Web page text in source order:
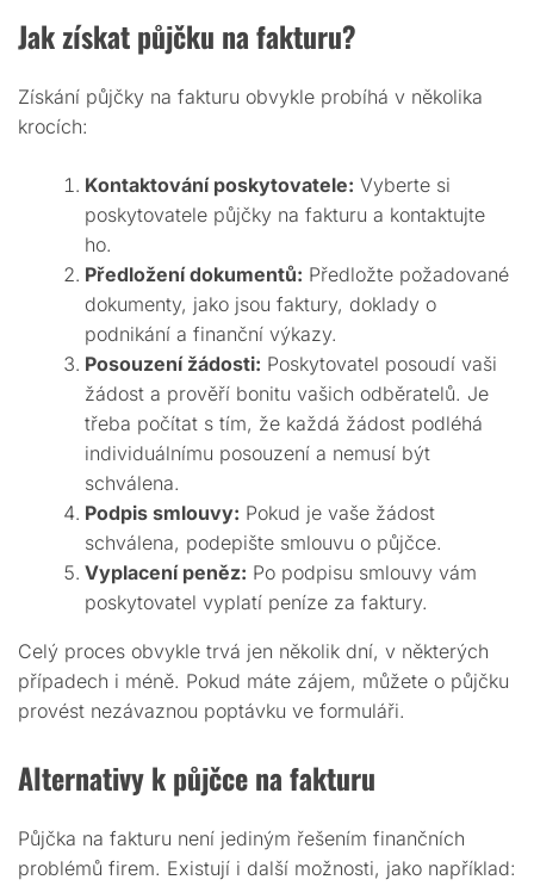
Jak získat půjčku na fakturu?
Získání půjčky na fakturu obvykle probíhá v několika
krocích:
Kontaktování poskytovatele: Vyberte si
poskytovatele půjčky na fakturu a kontaktujte
ho.
Předložení dokumentů: Předložte požadované
dokumenty, jako jsou faktury, doklady o
podnikání a finanční výkazy.
Posouzení žádosti: Poskytovatel posoudí vaši
žádost a prověří bonitu vašich odběratelů. Je
třeba počítat s tím, že každá žádost podléhá
individuálnímu posouzení a nemusí být
schválena.
Podpis smlouvy: Pokud je vaše žádost
schválena, podepište smlouvu o půjčce.
Vyplacení peněz: Po podpisu smlouvy vám
poskytovatel vyplatí peníze za faktury.
Celý proces obvykle trvá jen několik dní, v některých
případech i méně. Pokud máte zájem, můžete o půjčku
provést nezávaznou poptávku ve formuláři.
Alternativy k půjčce na fakturu
Půjčka na fakturu není jediným řešením finančních
problémů firem. Existují i další možnosti, jako například: